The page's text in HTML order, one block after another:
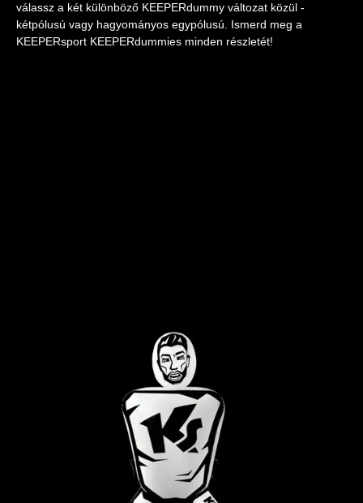
válassz a két különböző KEEPERdummy változat közül -
kétpólusú vagy hagyományos egypólusú. Ismerd meg a
KEEPERsport KEEPERdummies minden részletét!